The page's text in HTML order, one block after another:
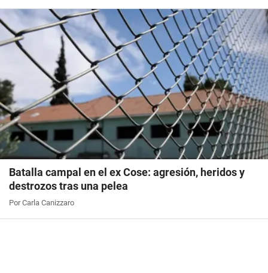
Batalla campal en el ex Cose: agresión, heridos y
destrozos tras una pelea
Por Carla Canizzaro